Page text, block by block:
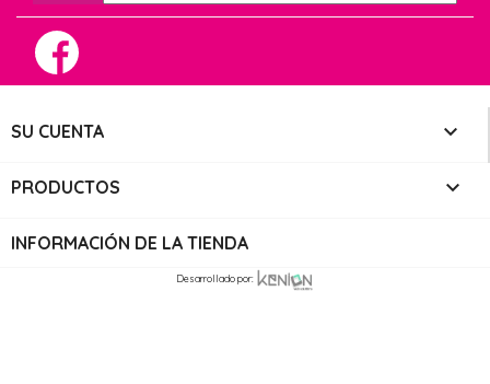
SU CUENTA 
PRODUCTOS 
INFORMACIÓN DE LA TIENDA
Desarrollado por: